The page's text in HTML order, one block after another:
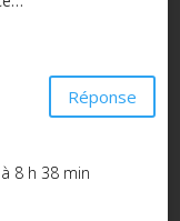
Réponse
8 h 38 min